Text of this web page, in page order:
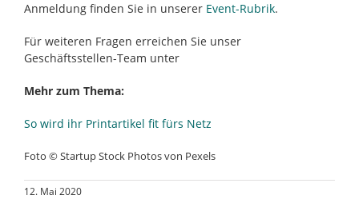
Anmeldung finden Sie in unserer Event-Rubrik.
Für weiteren Fragen erreichen Sie unser
Geschäftsstellen-Team unter
Mehr zum Thema:
So wird ihr Printartikel fit fürs Netz
Foto © Startup Stock Photos von Pexels
12. Mai 2020